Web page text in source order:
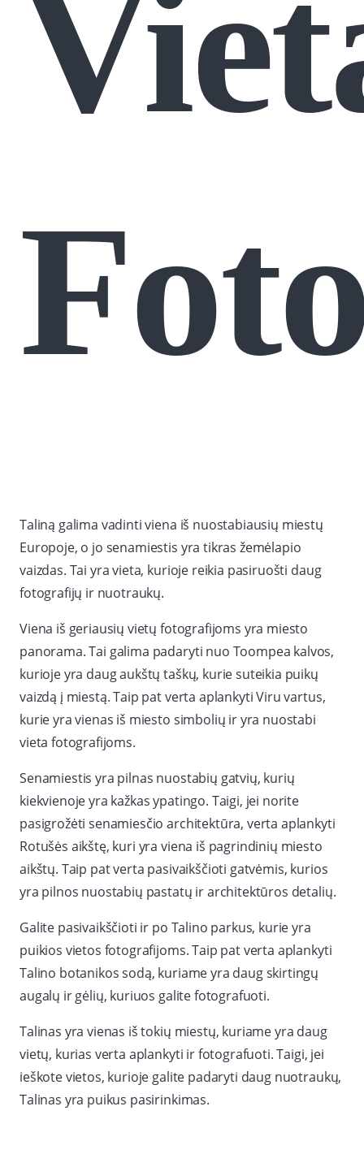
Taliną galima vadinti viena iš nuostabiausių miestų
Europoje, o jo senamiestis yra tikras žemėlapio
vaizdas. Tai yra vieta, kurioje reikia pasiruošti daug
fotografijų ir nuotraukų.
Viena iš geriausių vietų fotografijoms yra miesto
panorama. Tai galima padaryti nuo Toompea kalvos,
kurioje yra daug aukštų taškų, kurie suteikia puikų
vaizdą į miestą. Taip pat verta aplankyti Viru vartus,
kurie yra vienas iš miesto simbolių ir yra nuostabi
vieta fotografijoms.
Senamiestis yra pilnas nuostabių gatvių, kurių
kiekvienoje yra kažkas ypatingo. Taigi, jei norite
pasigrožėti senamiesčio architektūra, verta aplankyti
Rotušės aikštę, kuri yra viena iš pagrindinių miesto
aikštų. Taip pat verta pasivaikščioti gatvėmis, kurios
yra pilnos nuostabių pastatų ir architektūros detalių.
Galite pasivaikščioti ir po Talino parkus, kurie yra
puikios vietos fotografijoms. Taip pat verta aplankyti
Talino botanikos sodą, kuriame yra daug skirtingų
augalų ir gėlių, kuriuos galite fotografuoti.
Talinas yra vienas iš tokių miestų, kuriame yra daug
vietų, kurias verta aplankyti ir fotografuoti. Taigi, jei
ieškote vietos, kurioje galite padaryti daug nuotraukų,
Talinas yra puikus pasirinkimas.